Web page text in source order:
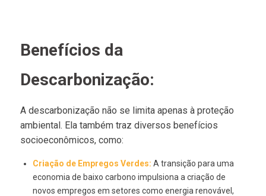
Benefícios da
Descarbonização:
A descarbonização não se limita apenas à proteção
ambiental. Ela também traz diversos benefícios
socioeconômicos, como:
Criação de Empregos Verdes: A transição para uma
economia de baixo carbono impulsiona a criação de
novos empregos em setores como energia renovável,